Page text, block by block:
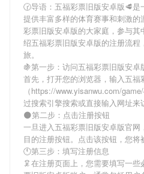
🕝导语： 五福彩票旧版安卓版🥩是
提供丰富多样的体育赛事和刺激的
彩票旧版安卓版的大家庭，参与其
绍五福彩票旧版安卓版的注册流程
旅。
🍇第一步：访问五福彩票旧版安卓
首先，打开您的浏览器，输入五福
（https://www.yisanwu.com/
过搜索引擎搜索或直接输入网址来
🌑第二步：点击注册按钮
一旦进入五福彩票旧版安卓版官网
目的注册按钮。点击该按钮，您将
🕚第三步：填写注册信息
🦑在注册页面上，您需要填写一些